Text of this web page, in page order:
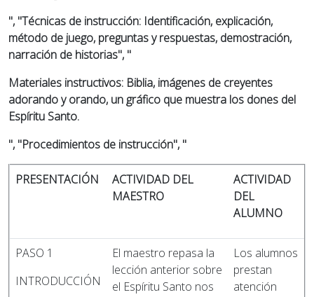
", "Técnicas de instrucción: Identificación, explicación,
método de juego, preguntas y respuestas, demostración,
narración de historias", "
Materiales instructivos: Biblia, imágenes de creyentes
adorando y orando, un gráfico que muestra los dones del
Espíritu Santo.
", "Procedimientos de instrucción", "
PRESENTACIÓN
ACTIVIDAD DEL
MAESTRO
ACTIVIDAD
DEL
ALUMNO
PASO 1
INTRODUCCIÓN
El maestro repasa la
lección anterior sobre
el Espíritu Santo nos
Los alumnos
prestan
atención